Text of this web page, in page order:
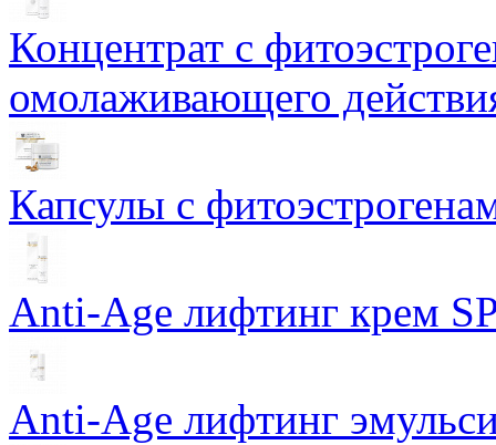
Концентрат с
омолаживающего
Капсулы с
Anti-Age лифтинг крем
Anti-Age лифтинг